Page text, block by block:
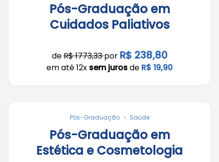
Pós-Graduação em
Cuidados Paliativos
deR$ 1773,33por R$ 238,80
em até 12x sem jurosde R$ 19,90
Pós-Graduação Saúde
Pós-Graduação em
Estética e Cosmetologia